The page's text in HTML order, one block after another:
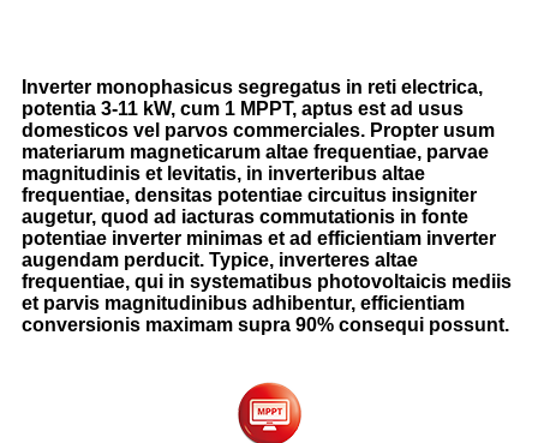
Inverter monophasicus segregatus in reti electrica,
potentia 3-11 kW, cum 1 MPPT, aptus est ad usus
domesticos vel parvos commerciales. Propter usum
materiarum magneticarum altae frequentiae, parvae
magnitudinis et levitatis, in inverteribus altae
frequentiae, densitas potentiae circuitus insigniter
augetur, quod ad iacturas commutationis in fonte
potentiae inverter minimas et ad efficientiam inverter
augendam perducit. Typice, inverteres altae
frequentiae, qui in systematibus photovoltaicis mediis
et parvis magnitudinibus adhibentur, efficientiam
conversionis maximam supra 90% consequi possunt.